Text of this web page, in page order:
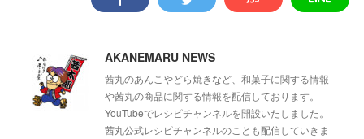
AKANEMARU NEWS
茜丸のあんこやどら焼きなど、和菓子に関する情報
や茜丸の商品に関する情報を配信しております。
YouTubeでレシピチャンネルを開設いたしました。
茜丸公式レシピチャンネルのことも配信していきま